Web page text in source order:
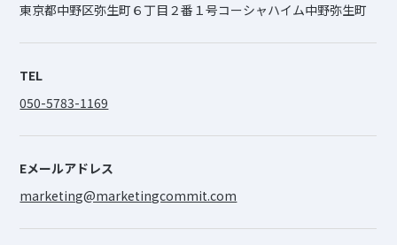
東京都中野区弥生町６丁目２番１号コーシャハイム中野弥生町
TEL
050-5783-1169
Eメールアドレス
marketing@marketingcommit.com